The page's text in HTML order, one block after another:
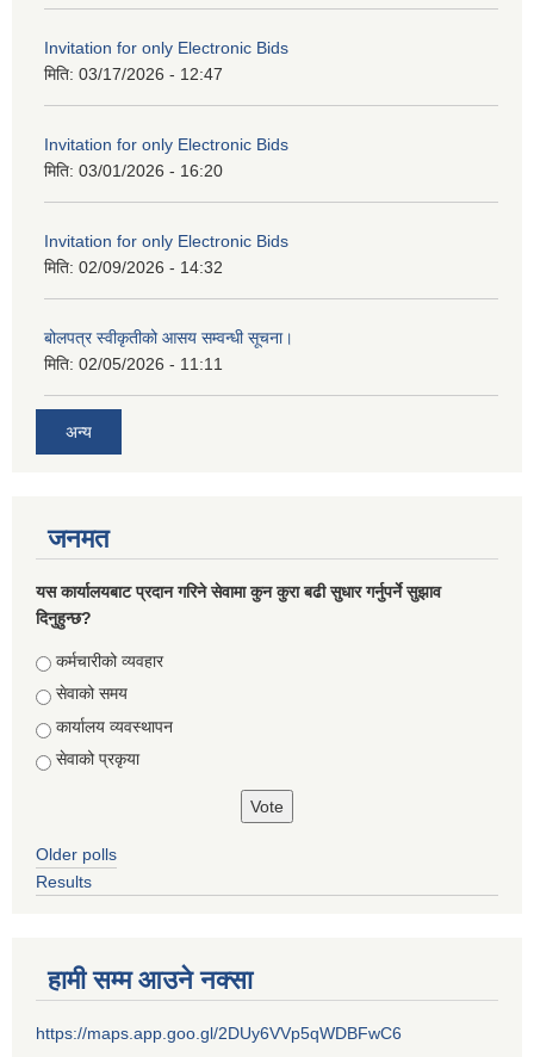
Invitation for only Electronic Bids
मिति: 03/17/2026 - 12:47
Invitation for only Electronic Bids
मिति: 03/01/2026 - 16:20
Invitation for only Electronic Bids
मिति: 02/09/2026 - 14:32
बोलपत्र स्वीकृतीको आसय सम्वन्धी सूचना।
मिति: 02/05/2026 - 11:11
अन्य
जनमत
यस कार्यालयबाट प्रदान गरिने सेवामा कुन कुरा बढी सुधार गर्नुपर्ने सुझाव
दिनुहुन्छ?
Choices
कर्मचारीको व्यवहार
सेवाको समय
कार्यालय व्यवस्थापन
सेवाको प्रकृया
Older polls
Results
हामी सम्म आउने नक्सा
https://maps.app.goo.gl/2DUy6VVp5qWDBFwC6